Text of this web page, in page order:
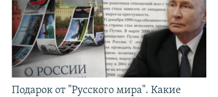
Подарок от "Русского мира". Какие